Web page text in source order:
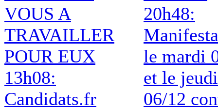
VOUS A
TRAVAILLER
POUR EUX
13h08:
Candidats.fr
20h48:
le mardi
et le jeudi
06/12